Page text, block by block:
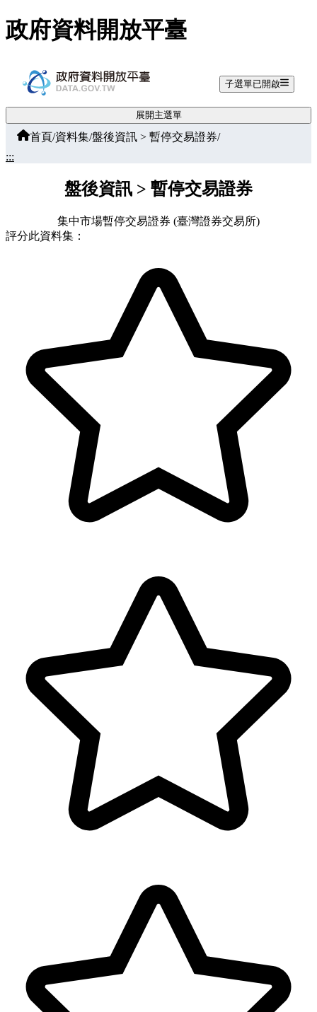
跳至主要內容
政府資料開放平臺
子選單已開啟
展開主選單
首頁/資料集/盤後資訊 > 暫停交易證券/
:::
盤後資訊 > 暫停交易證券
集中市場暫停交易證券 (臺灣證券交易所)
評分此資料集：